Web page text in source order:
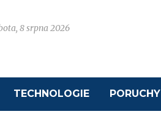
8 srpna 2026
TECHNOLOGIE PORUCHY